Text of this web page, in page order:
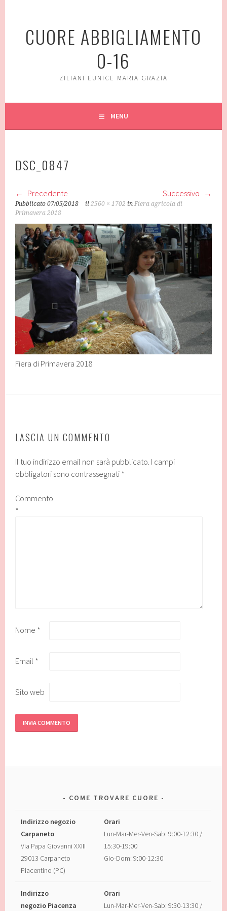
contenutoCUORE ABBIGLIAMENTO
0-16
ZILIANI EUNICE MARIA GRAZIA
MENU
DSC_0847
Precedente Successivo
Pubblicato07/05/2018 il2560 × 1702 inFiera agricola di
Primavera 2018
Fiera di Primavera 2018
LASCIA UN COMMENTO
Il tuo indirizzo email non sarà pubblicato. I campi
obbligatori sono contrassegnati *
Commento
*
Nome *
Email *
Sito web
COME TROVARE CUORE
Indirizzo negozio
Carpaneto
Via Papa Giovanni XXIII
29013 Carpaneto
Piacentino (PC)
Orari
Lun-Mar-Mer-Ven-Sab: 9:00-12:30 /
15:30-19:00
Gio-Dom: 9:00-12:30
Indirizzo
negozio Piacenza
Orari
Lun-Mar-Mer-Ven-Sab: 9:30-13:30 /